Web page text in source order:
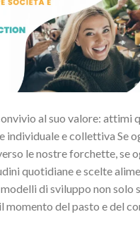
al suo valore: attimi
individuale e collettiva Se
le nostre forchette, se
quotidiane e scelte
di sviluppo non solo
momento del pasto e del